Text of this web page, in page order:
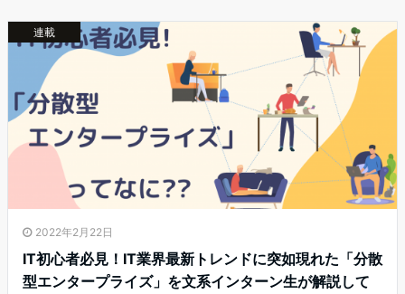
連載
2022年2月22日
IT初心者必見！IT業界最新トレンドに突如現れた「分散
型エンタープライズ」を文系インターン生が解説して